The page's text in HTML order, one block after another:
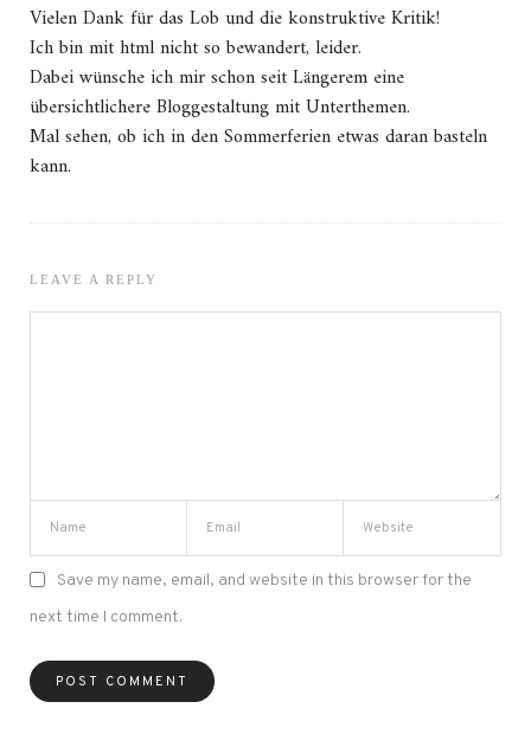
Vielen Dank für das Lob und die konstruktive Kritik!
Ich bin mit html nicht so bewandert, leider.
Dabei wünsche ich mir schon seit Längerem eine
übersichtlichere Bloggestaltung mit Unterthemen.
Mal sehen, ob ich in den Sommerferien etwas daran basteln
kann.
LEAVE A REPLY
Save my name, email, and website in this browser for the
next time I comment.